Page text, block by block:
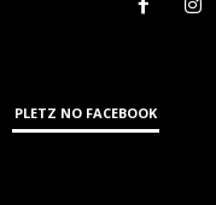
PLETZ NO FACEBOOK